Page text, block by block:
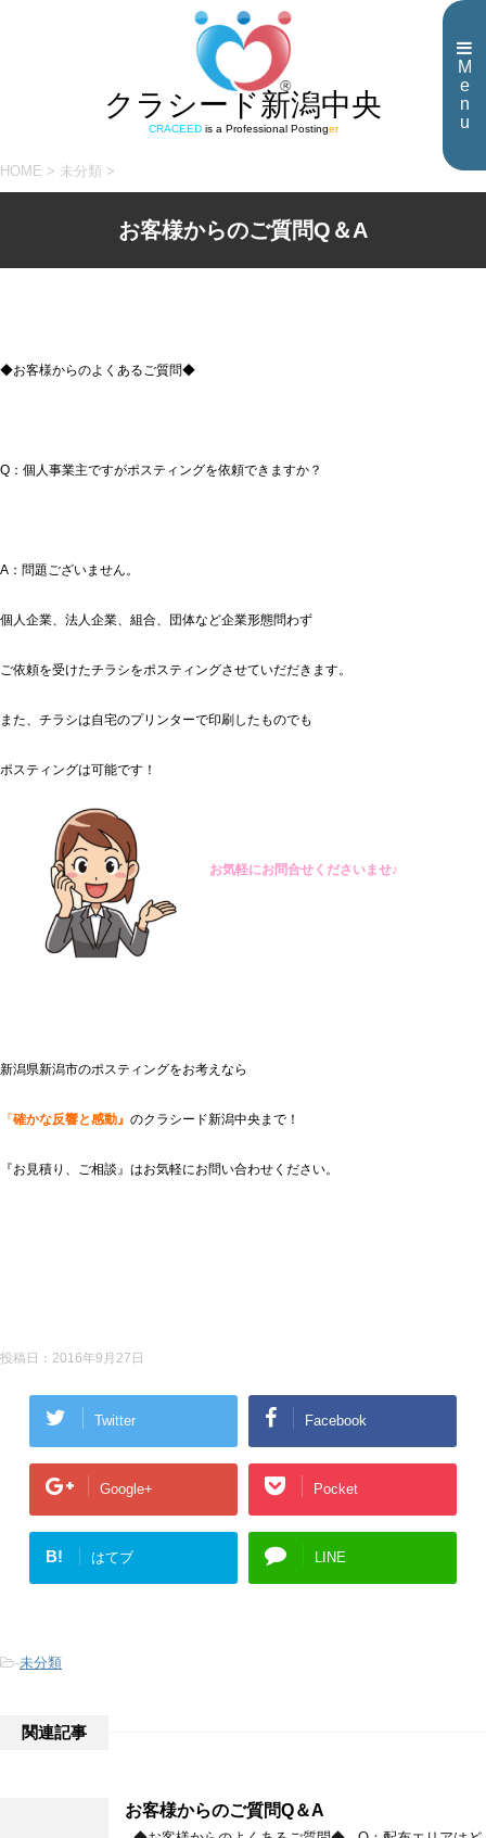
M
e
n
u
クラシード新潟中央
CRACEEDis a Professional Postinger
HOME > 未分類 >
お客様からのご質問Q＆A
◆お客様からのよくあるご質問◆
Q：個人事業主ですがポスティングを依頼できますか？
A：問題ございません。
個人企業、法人企業、組合、団体など企業形態問わず
ご依頼を受けたチラシをポスティングさせていだだきます。
また、チラシは自宅のプリンターで印刷したものでも
ポスティングは可能です！
お気軽にお問合せくださいませ♪
新潟県新潟市のポスティングをお考えなら
『確かな反響と感動』 のクラシード新潟中央まで！
『お見積り、ご相談』はお気軽にお問い合わせください。
投稿日： 2016年9月27日
Twitter Facebook
Google+ Pocket
B! はてブ LINE
-未分類
関連記事
お客様からのご質問Q＆A